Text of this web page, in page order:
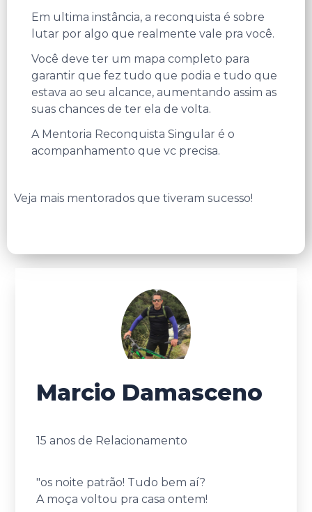
Em ultima instância, a reconquista é sobre
lutar por algo que realmente vale pra você.
Você deve ter um mapa completo para
garantir que fez tudo que podia e tudo que
estava ao seu alcance, aumentando assim as
suas chances de ter ela de volta.
A Mentoria Reconquista Singular é o
acompanhamento que vc precisa.
Veja mais mentorados que tiveram sucesso!
Marcio Damasceno
15 anos de Relacionamento
"os noite patrão! Tudo bem aí?
A moça voltou pra casa ontem!